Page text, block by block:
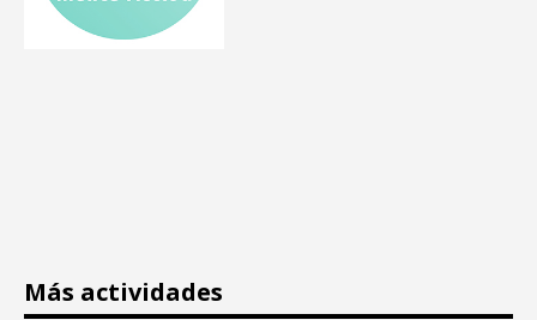
Más actividades